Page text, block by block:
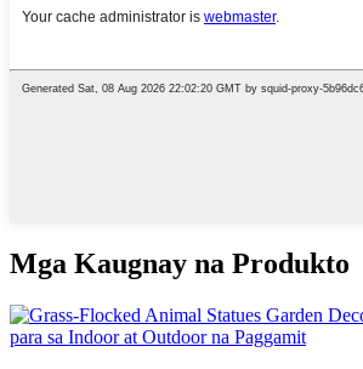
Mga Kaugnay na Produkto